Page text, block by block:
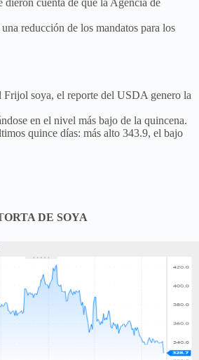
dieron cuenta de que la Agencia de
reducción de los mandatos para los
Frijol soya, el reporte del USDA genero la
en el nivel más bajo de la quincena.
quince días: más alto 343.9, el bajo
ORTA DE SOYA